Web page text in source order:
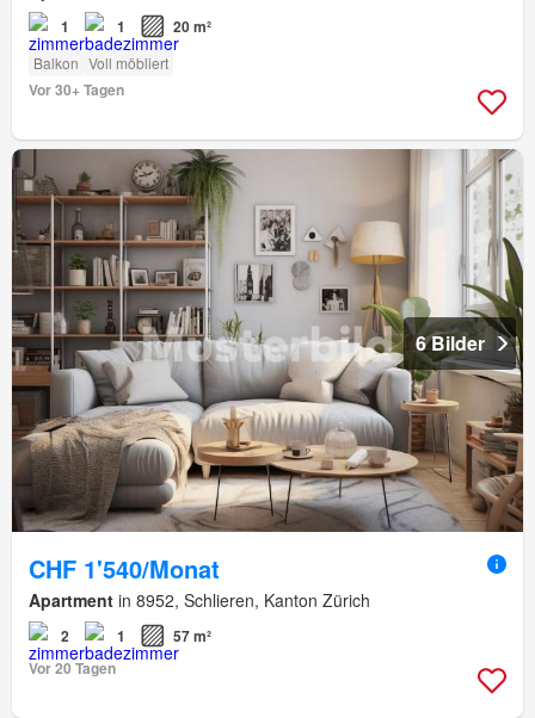
1 1 20 m²
Balkon Voll möbliert
Vor 30+ Tagen
6 Bilder
CHF 1'540/Monat
Apartment in 8952, Schlieren, Kanton Zürich
2 1
57 m²
Vor 20 Tagen